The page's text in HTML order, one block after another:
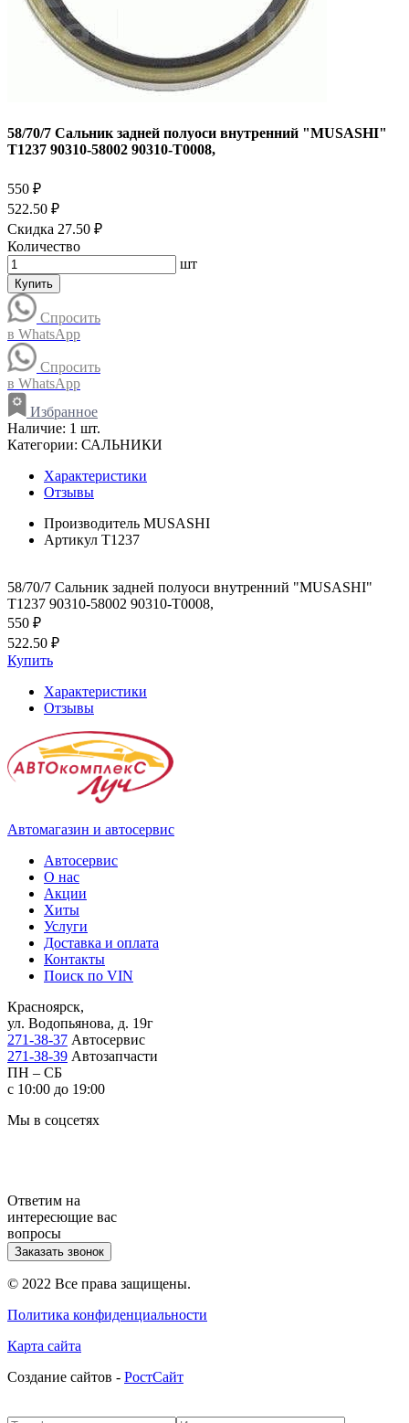
58/70/7 Сальник задней полуоси внутренний "MUSASHI"
T1237 90310-58002 90310-T0008,
550 ₽
522.50 ₽
Скидка 27.50 ₽
Количество
шт
Купить
Спросить
в WhatsApp
Спросить
в WhatsApp
Избранное
Наличие: 1 шт.
Категории: САЛЬНИКИ
Характеристики
Отзывы
Производитель MUSASHI
Артикул T1237
58/70/7 Сальник задней полуоси внутренний "MUSASHI"
T1237 90310-58002 90310-T0008,
550 ₽
522.50 ₽
Купить
Характеристики
Отзывы
Автомагазин и автосервис
Автосервис
О нас
Акции
Хиты
Услуги
Доставка и оплата
Контакты
Поиск по VIN
Красноярск,
ул. Водопьянова, д. 19г
271-38-37 Автосервис
271-38-39 Автозапчасти
ПН – СБ
с 10:00 до 19:00
Мы в соцсетях
Ответим на
интересющие вас
вопросы
Заказать звонок
© 2022 Все права защищены.
Политика конфиденциальности
Карта сайта
Cоздание сайтов - РостСайт